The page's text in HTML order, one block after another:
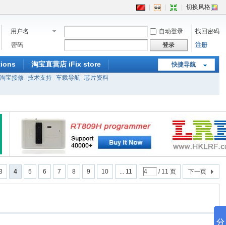
切换风格
用户名 自动登录
找回密码
密码
登录 注册
快捷导航
淘宝直营店 iFix store
淘宝接修 技术支持 车载导航 芯片资料
4 5 6 7 8 9 10 ... 11 / 11 页 下一页